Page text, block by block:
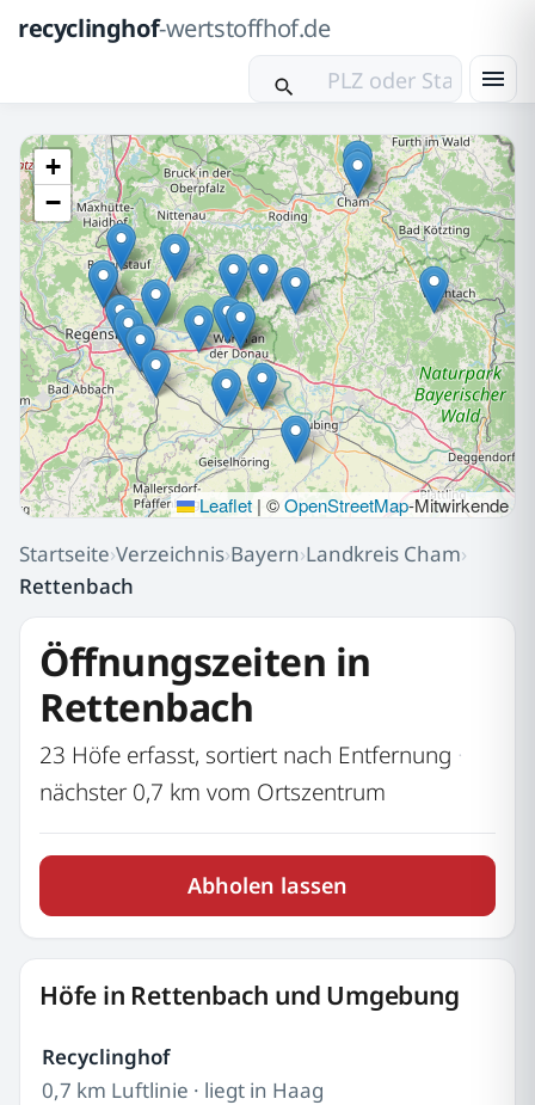
recyclinghof-wertstoffhof.de
+
−
Leaflet | ©OpenStreetMap-Mitwirkende
Startseite›Verzeichnis›Bayern›Landkreis Cham›
Rettenbach
Öffnungszeiten in
Rettenbach
23 Höfe erfasst, sortiert nach Entfernung ·
nächster 0,7 km vom Ortszentrum
Abholen lassen
Höfe in Rettenbach und Umgebung
Recyclinghof
0,7 km Luftlinie · liegt in Haag